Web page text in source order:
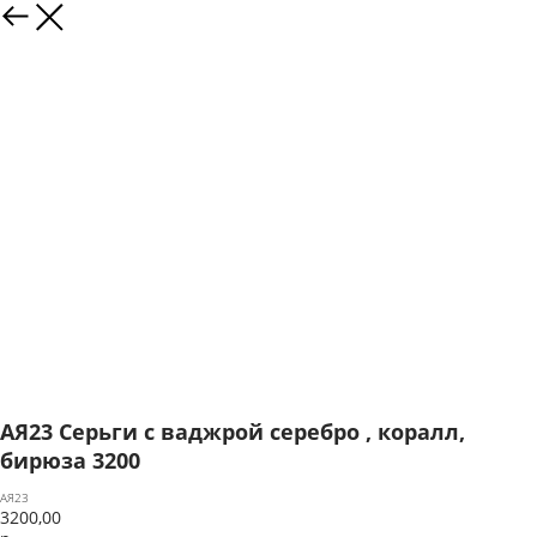
АЯ23 Серьги с ваджрой серебро , коралл,
бирюза 3200
АЯ23
3200,00